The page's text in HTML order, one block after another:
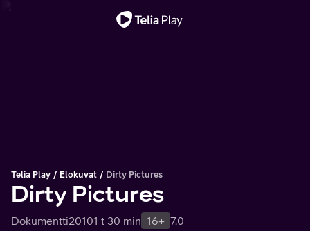
Telia Play Elokuvat Dirty Pictures
Dirty Pictures
Dokumentti20101 t 30 min 16+ 7.0